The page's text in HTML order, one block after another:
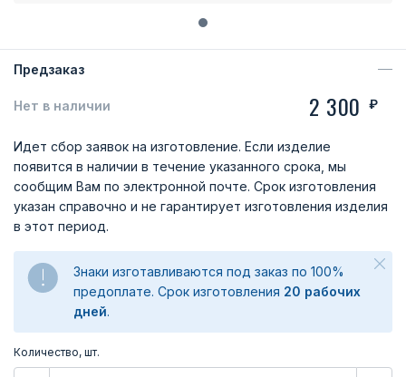
Предзаказ
Нет в наличии 2 300 ₽
Идет сбор заявок на изготовление. Если изделие
появится в наличии в течение указанного срока, мы
сообщим Вам по электронной почте. Срок изготовления
указан справочно и не гарантирует изготовления изделия
в этот период.
Знаки изготавливаются под заказ по 100%
предоплате. Срок изготовления 20 рабочих
дней.
Количество, шт.